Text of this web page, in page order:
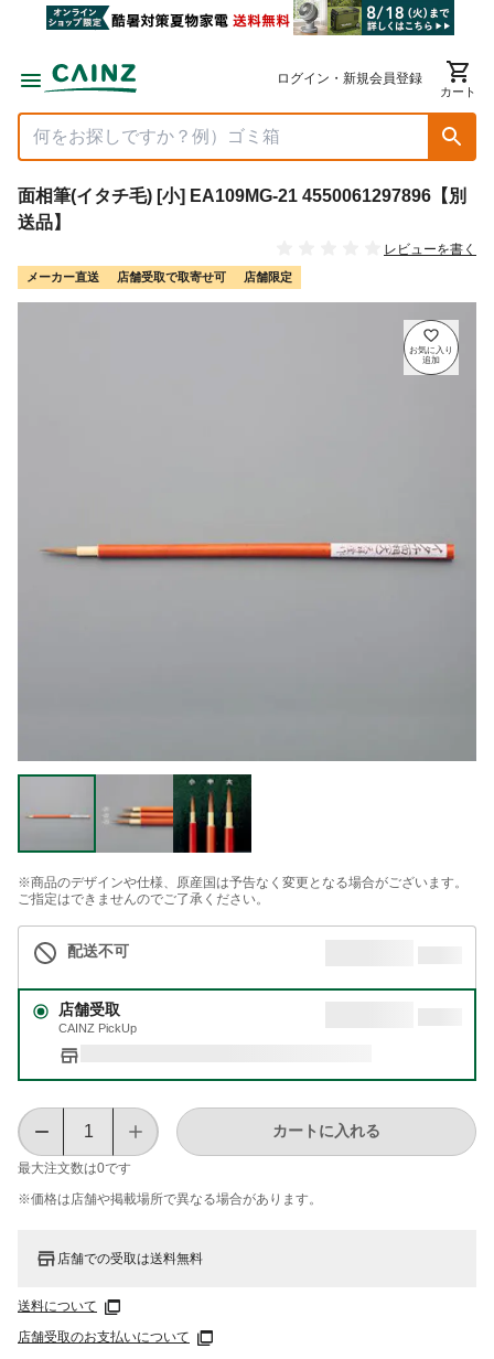
ログイン・新規会員登録
カート
面相筆(イタチ毛) [小] EA109MG-21 4550061297896【別
送品】
レビューを書く
メーカー直送 店舗受取で取寄せ可 店舗限定
※商品のデザインや仕様、原産国は予告なく変更となる場合がございます。
ご指定はできませんのでご了承ください。
配送不可
店舗受取
CAINZ PickUp
最大注文数は0です
カートに入れる
※価格は​店舗や​掲載場所で​異なる​場合が​あります。
店舗での受取は送料無料
送料について
店舗受取のお支払いについて